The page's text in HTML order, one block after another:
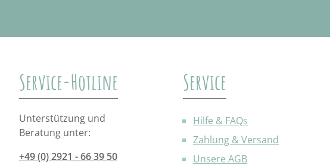
Service-Hotline
Unterstützung und
Beratung unter:
+49 (0) 2921 - 66 39 50
Service
Hilfe & FAQs
Zahlung & Versand
Unsere AGB